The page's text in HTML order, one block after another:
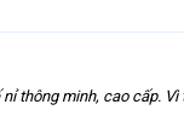
thông minh, cao cấp.